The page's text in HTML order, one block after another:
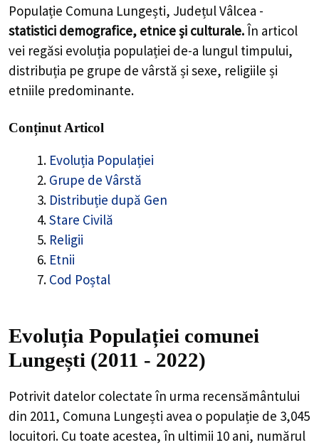
Populație Comuna Lungești, Județul Vâlcea -
statistici demografice, etnice și culturale.În articol
vei regăsi evoluția populației de-a lungul timpului,
distribuția pe grupe de vârstă și sexe, religiile și
etniile predominante.
Conținut Articol
Evoluția Populației
Grupe de Vârstă
Distribuție după Gen
Stare Civilă
Religii
Etnii
Cod Poștal
Evoluția Populației comunei
Lungești (2011 - 2022)
Potrivit datelor colectate în urma recensământului
din 2011, Comuna Lungești avea o populație de 3,045
locuitori. Cu toate acestea, în ultimii 10 ani, numărul